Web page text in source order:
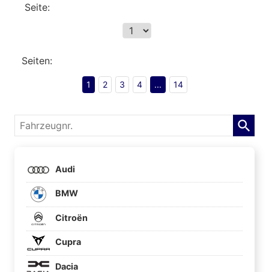
Seite:
Seiten:
1 2 3 4 ... 14
Fahrzeugnr.
Audi
BMW
Citroën
Cupra
Dacia